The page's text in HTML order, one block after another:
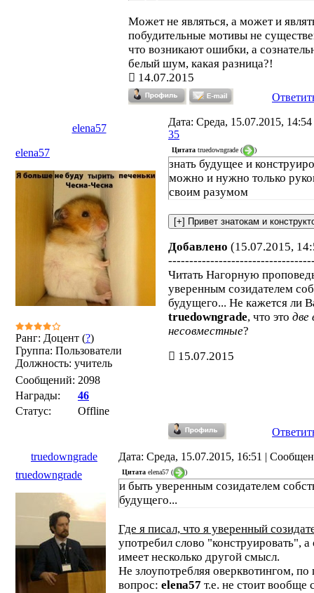
Может не являться, а может и
побудительные мотивы не
что возникают ошибки, а
белый шум, какая разница?!
14.07.2015
elena57
Дата: Среда, 15.07.2015,
35
elena57
Ранг: Доцент (?)
Группа: Пользователи
Должность: учитель
Сообщений: 2098
Награды:
46
Статус:
Offline
Цитата truedowngrade ( )
знать будущее и
можно и нужно только
своим разумом
Добавлено (15.07.2015,
Читать Нагорную
уверенным созидателем
будущего... Не кажется ли
truedowngrade, что это две
несовместные?
15.07.2015
truedowngrade
Дата: Среда, 15.07.2015, 16:51 |
truedowngrade
Цитата elena57 ( )
и быть уверенным созидателем
будущего...
Где я писал, что я уверенный
употребил слово "конструировать",
имеет несколько другой смысл.
Не злоупотребляя оверквотингом, по
вопрос: elena57 т.е. не стоит вообще